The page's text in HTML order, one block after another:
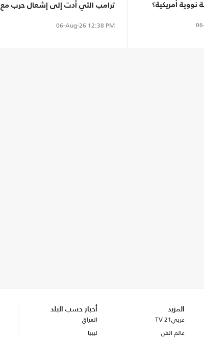
نووية أمريكية؟
ترامب التي أدت إلى إشعال حرب مع
06-Aug-26 12:38 PM
المزيد
عربي21 TV
عالم الفن
أخبار حسب البلد
العراق
ليبيا